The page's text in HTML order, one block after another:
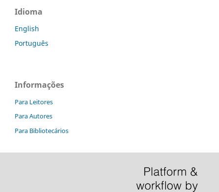
Idioma
English
Português
Informações
Para Leitores
Para Autores
Para Bibliotecários